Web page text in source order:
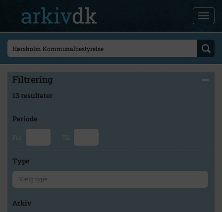
Filtrering
13 resultater
Periode
Fra Til
Type
Arkiv